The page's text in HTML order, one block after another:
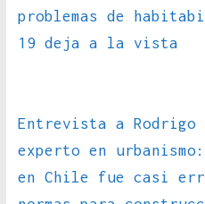
problemas de
19 deja a la vista
Entrevista a Rodrigo
experto en
en Chile fue casi